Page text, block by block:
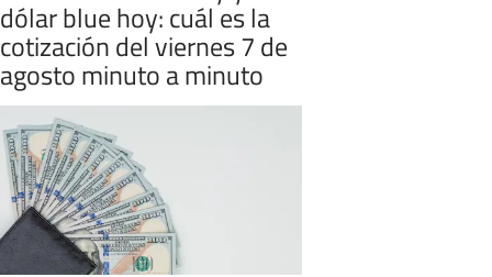
dólar blue hoy: cuál es la
cotización del viernes 7 de
agosto minuto a minuto